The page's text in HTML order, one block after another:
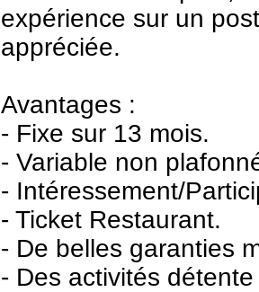
expérience sur un
appréciée.
Avantages :
- Fixe sur 13 mois.
- Variable non
- Intéressement/
- Ticket Restaurant.
- De belles garanties
- Des activités